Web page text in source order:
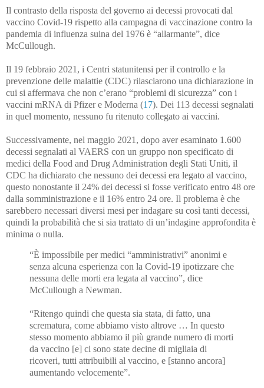
Il contrasto della risposta del governo ai decessi provocati dal
vaccino Covid-19 rispetto alla campagna di vaccinazione contro la
pandemia di influenza suina del 1976 è “allarmante”, dice
McCullough.
Il 19 febbraio 2021, i Centri statunitensi per il controllo e la
prevenzione delle malattie (CDC) rilasciarono una dichiarazione in
cui si affermava che non c’erano “problemi di sicurezza” con i
vaccini mRNA di Pfizer e Moderna (17). Dei 113 decessi segnalati
in quel momento, nessuno fu ritenuto collegato ai vaccini.
Successivamente, nel maggio 2021, dopo aver esaminato 1.600
decessi segnalati al VAERS con un gruppo non specificato di
medici della Food and Drug Administration degli Stati Uniti, il
CDC ha dichiarato che nessuno dei decessi era legato al vaccino,
questo nonostante il 24% dei decessi si fosse verificato entro 48 ore
dalla somministrazione e il 16% entro 24 ore. Il problema è che
sarebbero necessari diversi mesi per indagare su così tanti decessi,
quindi la probabilità che si sia trattato di un’indagine approfondita è
minima o nulla.
“È impossibile per medici “amministrativi” anonimi e
senza alcuna esperienza con la Covid-19 ipotizzare che
nessuna delle morti era legata al vaccino”, dice
McCullough a Newman.
“Ritengo quindi che questa sia stata, di fatto, una
scrematura, come abbiamo visto altrove … In questo
stesso momento abbiamo il più grande numero di morti
da vaccino [e] ci sono state decine di migliaia di
ricoveri, tutti attribuibili al vaccino, e [stanno ancora]
aumentando velocemente”.